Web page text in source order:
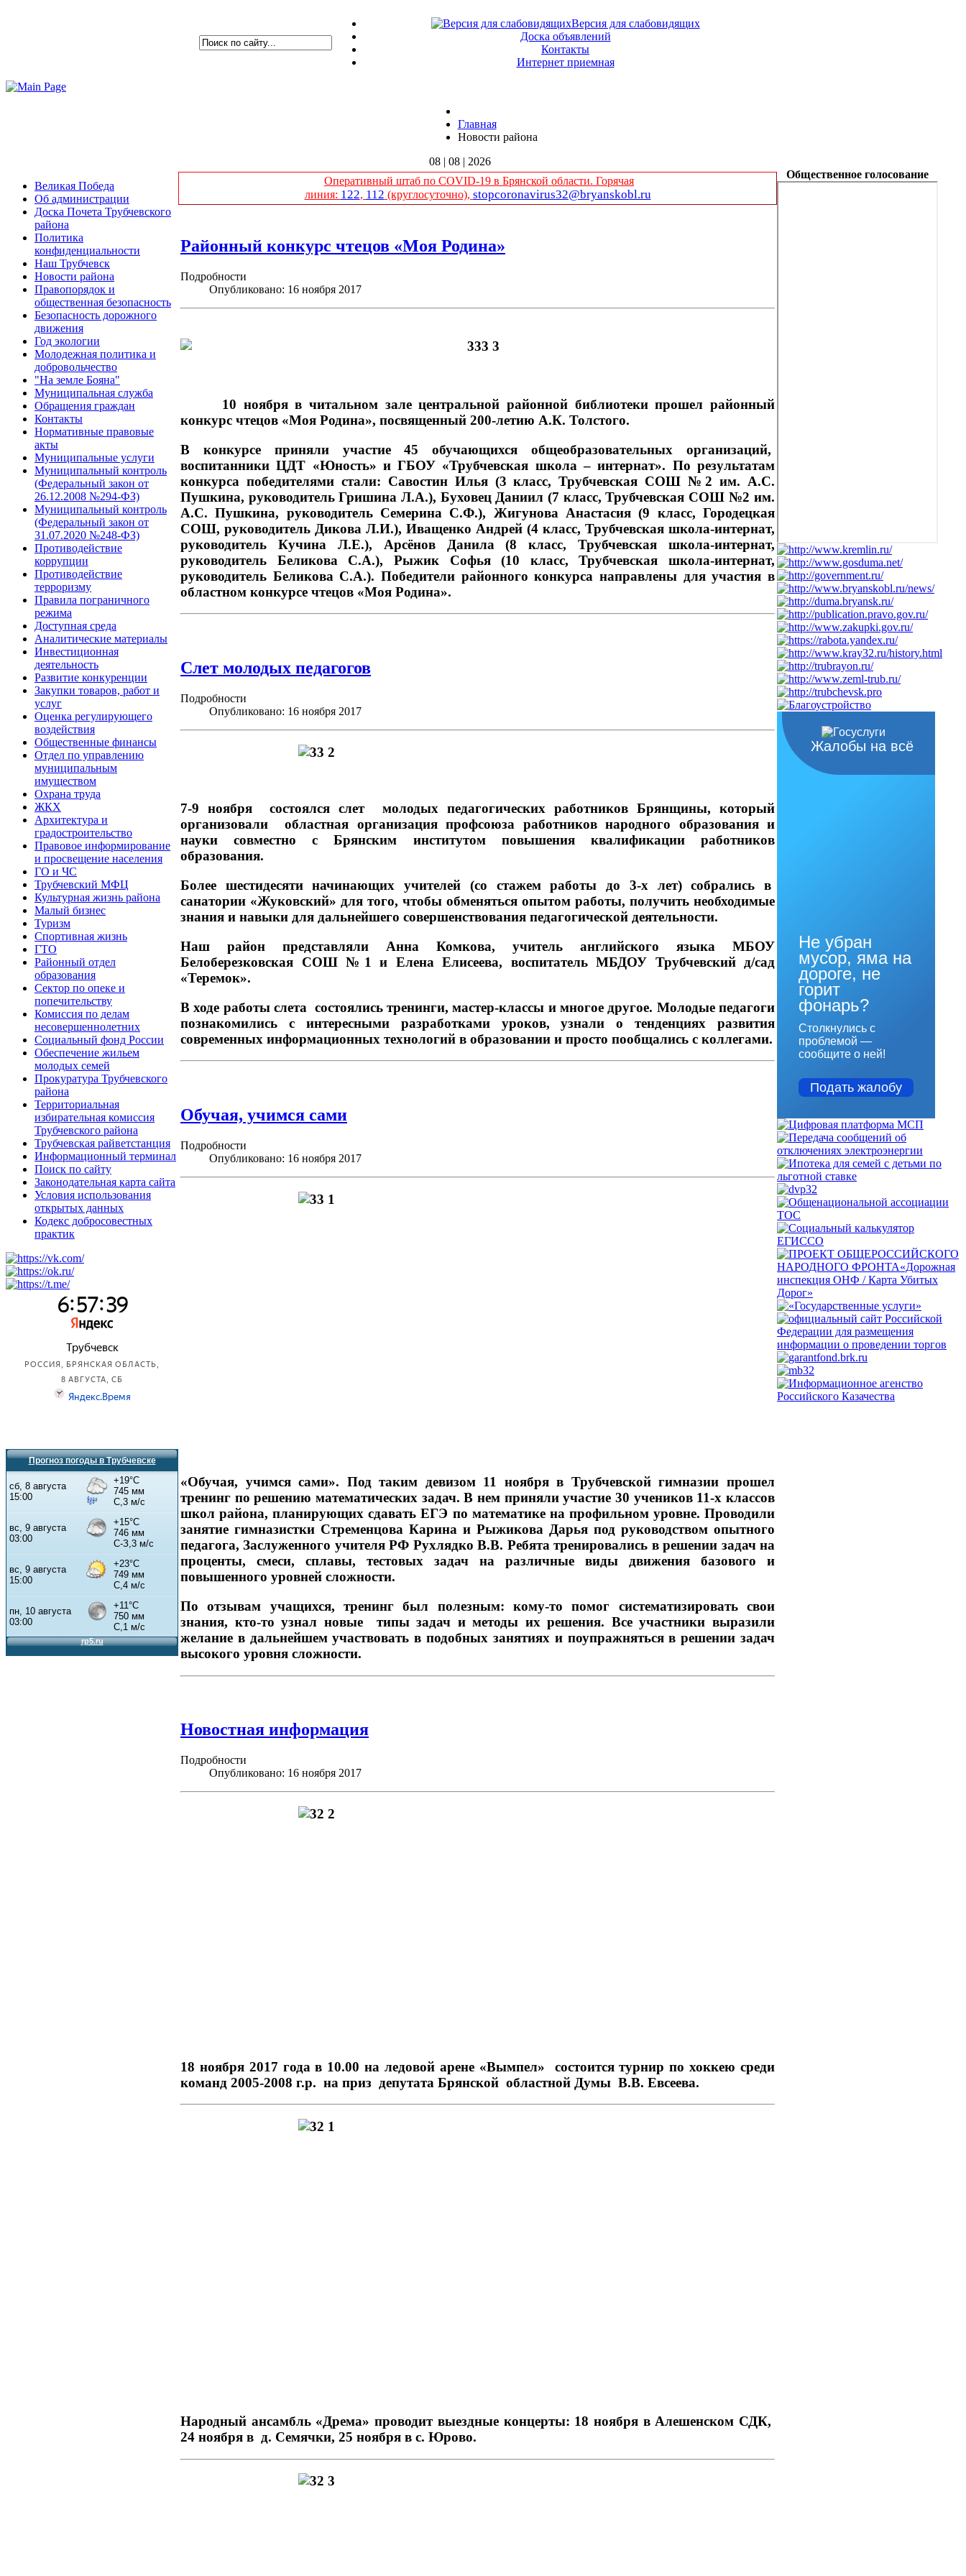
Версия для слабовидящих
Доска объявлений
Контакты
Интернет приемная
Главная
Новости района
08 | 08 | 2026
Великая Победа
Об администрации
Доска Почета Трубчевского
района
Политика
конфиденциальности
Наш Трубчевск
Новости района
Правопорядок и
общественная безопасность
Безопасность дорожного
движения
Год экологии
Молодежная политика и
добровольчество
"На земле Бояна"
Муниципальная служба
Обращения граждан
Контакты
Нормативные правовые
акты
Муниципальные услуги
Муниципальный контроль
(Федеральный закон от
26.12.2008 №294-ФЗ)
Муниципальный контроль
(Федеральный закон от
31.07.2020 №248-ФЗ)
Противодействие
коррупции
Противодействие
терроризму
Правила пограничного
режима
Доступная среда
Аналитические материалы
Инвестиционная
деятельность
Развитие конкуренции
Закупки товаров, работ и
услуг
Оценка регулирующего
воздействия
Общественные финансы
Отдел по управлению
муниципальным
имуществом
Охрана труда
ЖКХ
Архитектура и
градостроительство
Правовое информирование
и просвещение населения
ГО и ЧС
Трубчевский МФЦ
Культурная жизнь района
Малый бизнес
Туризм
Спортивная жизнь
ГТО
Районный отдел
образования
Сектор по опеке и
попечительству
Комиссия по делам
несовершеннолетних
Социальный фонд России
Обеспечение жильем
молодых семей
Прокуратура Трубчевского
района
Территориальная
избирательная комиссия
Трубчевского района
Трубчевская райветстанция
Информационный терминал
Поиск по сайту
Законодательная карта сайта
Условия использования
открытых данных
Кодекс добросовестных
практик
Прогноз погоды в Трубчевске
Оперативный штаб по COVID-19 в Брянской области. Горячая
линия: 122, 112 (круглосуточно), stopcoronavirus32@bryanskobl.ru
Районный конкурс чтецов «Моя Родина»
Подробности
Опубликовано: 16 ноября 2017
10 ноября в читальном зале центральной районной библиотеки прошел районный
конкурс чтецов «Моя Родина», посвященный 200-летию А.К. Толстого.
В конкурсе приняли участие 45 обучающихся общеобразовательных организаций,
воспитанники ЦДТ «Юность» и ГБОУ «Трубчевская школа – интернат». По результатам
конкурса победителями стали: Савостин Илья (3 класс, Трубчевская СОШ №2 им. А.С.
Пушкина, руководитель Гришина Л.А.), Буховец Даниил (7 класс, Трубчевская СОШ №2 им.
А.С. Пушкина, руководитель Семерина С.Ф.), Жигунова Анастасия (9 класс, Городецкая
СОШ, руководитель Дикова Л.И.), Иващенко Андрей (4 класс, Трубчевская школа-интернат,
руководитель Кучина Л.Е.), Арсёнов Данила (8 класс, Трубчевская школа-интернат,
руководитель Беликова С.А.), Рыжик Софья (10 класс, Трубчевская школа-интернат,
руководитель Беликова С.А.). Победители районного конкурса направлены для участия в
областном конкурсе чтецов «Моя Родина».
Слет молодых педагогов
Подробности
Опубликовано: 16 ноября 2017
7-9 ноября состоялся слет молодых педагогических работников Брянщины, который
организовали областная организация профсоюза работников народного образования и
науки совместно с Брянским институтом повышения квалификации работников
образования.
Более шестидесяти начинающих учителей (со стажем работы до 3-х лет) собрались в
санатории «Жуковский» для того, чтобы обменяться опытом работы, получить необходимые
знания и навыки для дальнейшего совершенствования педагогической деятельности.
Наш район представляли Анна Комкова, учитель английского языка МБОУ
Белоберезковская СОШ №1 и Елена Елисеева, воспитатель МБДОУ Трубчевский д/сад
«Теремок».
В ходе работы слета состоялись тренинги, мастер-классы и многое другое. Молодые педагоги
познакомились с интересными разработками уроков, узнали о тенденциях развития
современных информационных технологий в образовании и просто пообщались с коллегами.
Обучая, учимся сами
Подробности
Опубликовано: 16 ноября 2017
«Обучая, учимся сами». Под таким девизом 11 ноября в Трубчевской гимназии прошел
тренинг по решению математических задач. В нем приняли участие 30 учеников 11-х классов
школ района, планирующих сдавать ЕГЭ по математике на профильном уровне. Проводили
занятие гимназистки Стременцова Карина и Рыжикова Дарья под руководством опытного
педагога, Заслуженного учителя РФ Рухлядко В.В. Ребята тренировались в решении задач на
проценты, смеси, сплавы, тестовых задач на различные виды движения базового и
повышенного уровней сложности.
По отзывам учащихся, тренинг был полезным: кому-то помог систематизировать свои
знания, кто-то узнал новые типы задач и методы их решения. Все участники выразили
желание в дальнейшем участвовать в подобных занятиях и поупражняться в решении задач
высокого уровня сложности.
Новостная информация
Подробности
Опубликовано: 16 ноября 2017
18 ноября 2017 года в 10.00 на ледовой арене «Вымпел» состоится турнир по хоккею среди
команд 2005-2008 г.р. на приз депутата Брянской областной Думы В.В. Евсеева.
Народный ансамбль «Дрема» проводит выездные концерты: 18 ноября в Алешенском СДК,
24 ноября в д. Семячки, 25 ноября в с. Юрово.
Общественное голосование
Жалобы на всё
Не убран
мусор, яма на
дороге, не
горит
фонарь?
Столкнулись с
проблемой —
сообщите о ней!
Подать жалобу